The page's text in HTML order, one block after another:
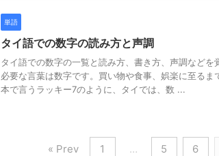
単語
タイ語での数字の読み方と声調
タイ語での数字の一覧と読み方、書き方、声調などを
必要な言葉は数字です。買い物や食事、娯楽に至るま
本で言うラッキー7のように、タイでは、数 ...
« Prev 1 … 5 6